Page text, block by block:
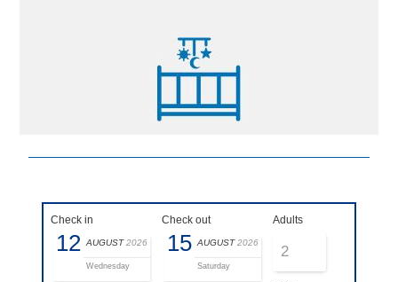
Check in
12 AUGUST 2026
Wednesday
Check out
15 AUGUST 2026
Saturday
Adults